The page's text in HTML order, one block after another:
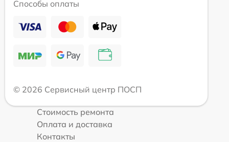
Способы оплаты
© 2026 Сервисный центр ПОСП
Стоимость ремонта
Оплата и доставка
Контакты